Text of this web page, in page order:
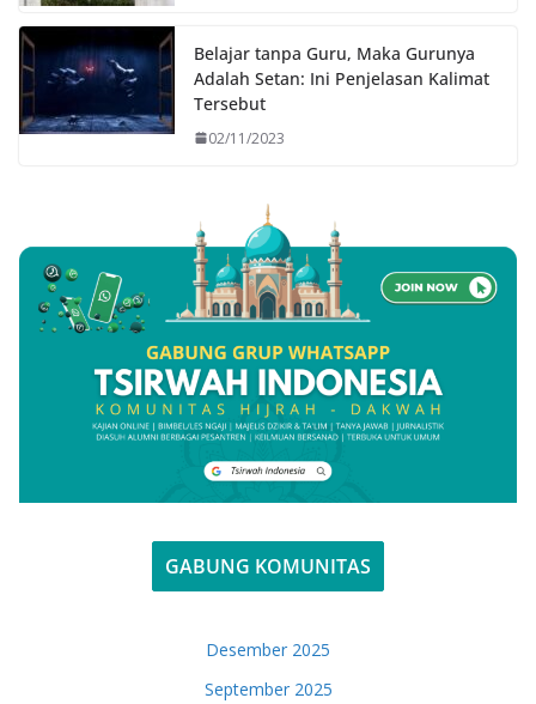
Belajar tanpa Guru, Maka Gurunya
Adalah Setan: Ini Penjelasan Kalimat
Tersebut
02/11/2023
GABUNG KOMUNITAS
Desember 2025
September 2025